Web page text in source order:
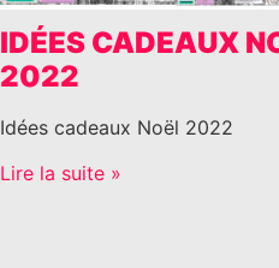
IDÉES CADEAUX
2022
Idées cadeaux Noël 2022
Lire la suite »